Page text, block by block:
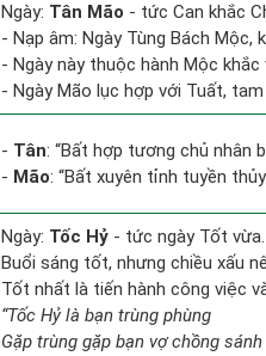
Ngày: Tân Mão - tức Can khắc
- Nạp âm: Ngày Tùng Bách Mộc,
- Ngày này thuộc hành Mộc
- Ngày Mão lục hợp với Tuất,
- Tân: “Bất hợp tương chủ nhân
- Mão: “Bất xuyên tỉnh tuyền
Ngày: Tốc Hỷ - tức ngày Tốt vừa.
Buổi sáng tốt, nhưng chiều xấu
Tốt nhất là tiến hành công việc
“Tốc Hỷ là bạn trùng phùng
Gặp trùng gặp bạn vợ chồng